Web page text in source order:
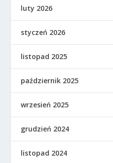
luty 2026
styczeń 2026
listopad 2025
październik 2025
wrzesień 2025
grudzień 2024
listopad 2024